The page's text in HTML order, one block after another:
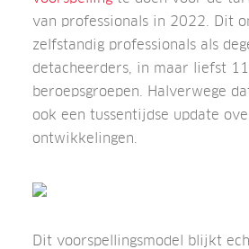
van professionals in 2022. Dit
zelfstandig professionals als
detacheerders, in maar liefst
beroepsgroepen. Halverwege
ook een tussentijdse update
ontwikkelingen.
Dit voorspellingsmodel blijkt